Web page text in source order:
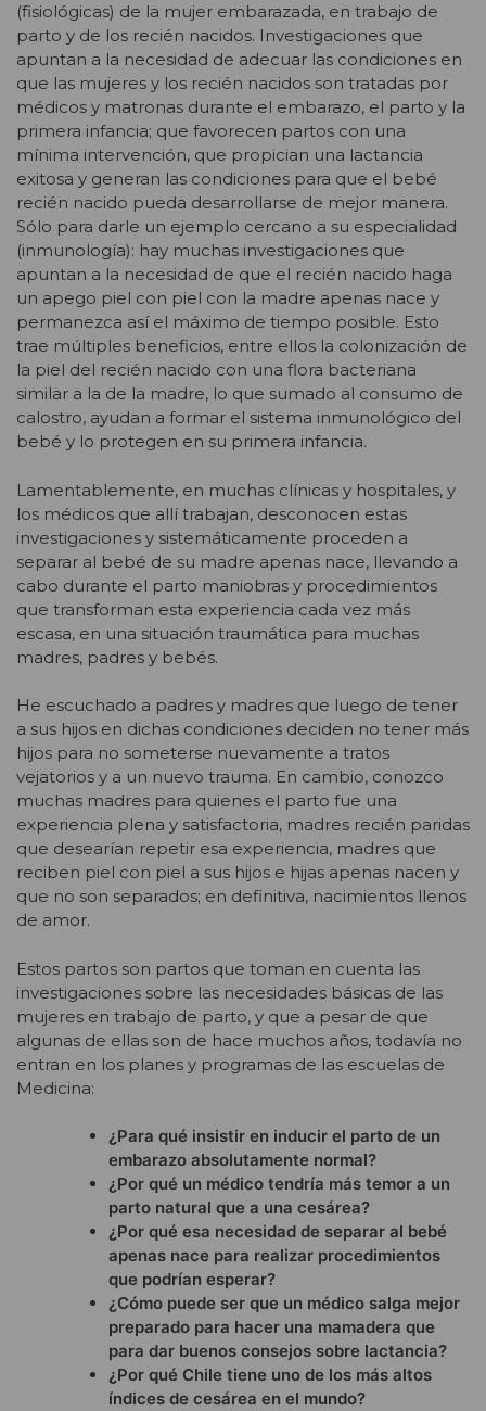
(fisiológicas) de la mujer embarazada, en trabajo de
parto y de los recién nacidos. Investigaciones que
apuntan a la necesidad de adecuar las condiciones en
que las mujeres y los recién nacidos son tratadas por
médicos y matronas durante el embarazo, el parto y la
primera infancia; que favorecen partos con una
mínima intervención, que propician una lactancia
exitosa y generan las condiciones para que el bebé
recién nacido pueda desarrollarse de mejor manera.
Sólo para darle un ejemplo cercano a su especialidad
(inmunología): hay muchas investigaciones que
apuntan a la necesidad de que el recién nacido haga
un apego piel con piel con la madre apenas nace y
permanezca así el máximo de tiempo posible. Esto
trae múltiples beneficios, entre ellos la colonización de
la piel del recién nacido con una flora bacteriana
similar a la de la madre, lo que sumado al consumo de
calostro, ayudan a formar el sistema inmunológico del
bebé y lo protegen en su primera infancia.
Lamentablemente, en muchas clínicas y hospitales, y
los médicos que allí trabajan, desconocen estas
investigaciones y sistemáticamente proceden a
separar al bebé de su madre apenas nace, llevando a
cabo durante el parto maniobras y procedimientos
que transforman esta experiencia cada vez más
escasa, en una situación traumática para muchas
madres, padres y bebés.
He escuchado a padres y madres que luego de tener
a sus hijos en dichas condiciones deciden no tener más
hijos para no someterse nuevamente a tratos
vejatorios y a un nuevo trauma. En cambio, conozco
muchas madres para quienes el parto fue una
experiencia plena y satisfactoria, madres recién paridas
que desearían repetir esa experiencia, madres que
reciben piel con piel a sus hijos e hijas apenas nacen y
que no son separados; en definitiva, nacimientos llenos
de amor.
Estos partos son partos que toman en cuenta las
investigaciones sobre las necesidades básicas de las
mujeres en trabajo de parto, y que a pesar de que
algunas de ellas son de hace muchos años, todavía no
entran en los planes y programas de las escuelas de
Medicina:
¿Para qué insistir en inducir el parto de un
embarazo absolutamente normal?
¿Por qué un médico tendría más temor a un
parto natural que a una cesárea?
¿Por qué esa necesidad de separar al bebé
apenas nace para realizar procedimientos
que podrían esperar?
¿Cómo puede ser que un médico salga mejor
preparado para hacer una mamadera que
para dar buenos consejos sobre lactancia?
¿Por qué Chile tiene uno de los más altos
índices de cesárea en el mundo?